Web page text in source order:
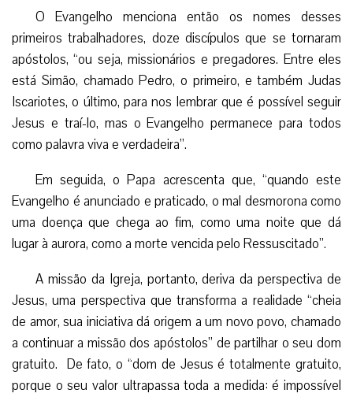
O Evangelho menciona então os nomes desses
primeiros trabalhadores, doze discípulos que se tornaram
apóstolos, “ou seja, missionários e pregadores. Entre eles
está Simão, chamado Pedro, o primeiro, e também Judas
Iscariotes, o último, para nos lembrar que é possível seguir
Jesus e traí-lo, mas o Evangelho permanece para todos
como palavra viva e verdadeira”.
Em seguida, o Papa acrescenta que, “quando este
Evangelho é anunciado e praticado, o mal desmorona como
uma doença que chega ao fim, como uma noite que dá
lugar à aurora, como a morte vencida pelo Ressuscitado”.
A missão da Igreja, portanto, deriva da perspectiva de
Jesus, uma perspectiva que transforma a realidade “cheia
de amor, sua iniciativa dá origem a um novo povo, chamado
a continuar a missão dos apóstolos” de partilhar o seu dom
gratuito. De fato, o “dom de Jesus é totalmente gratuito,
porque o seu valor ultrapassa toda a medida: é impossível